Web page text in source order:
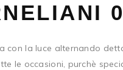
con la luce alternando
le occasioni, purchè